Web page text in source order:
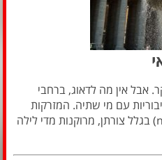
אבל אין מה לדאוג, ברחבי
עם מי שתיה. המזרקות
המכונות "אפים גדולים" (nasoni) בגלל צורתן, מרוקנות מדי לילה